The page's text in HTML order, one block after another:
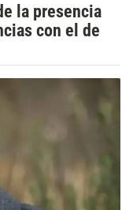
la presencia
con el de